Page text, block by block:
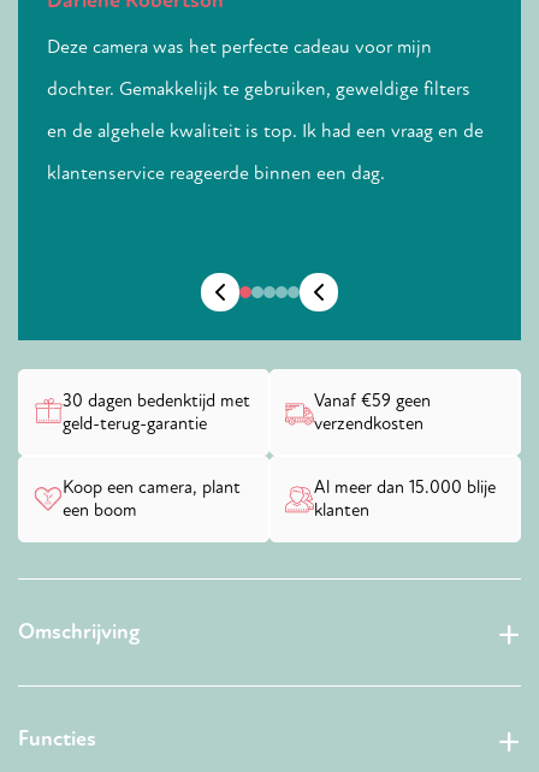
Deze camera was het perfecte cadeau voor mijn
dochter. Gemakkelijk te gebruiken, geweldige filters
en de algehele kwaliteit is top. Ik had een vraag en de
klantenservice reageerde binnen een dag.
30 dagen bedenktijd met
geld-terug-garantie
Vanaf €59 geen
verzendkosten
Koop een camera, plant
een boom
Al meer dan 15.000 blije
klanten
Omschrijving
Functies